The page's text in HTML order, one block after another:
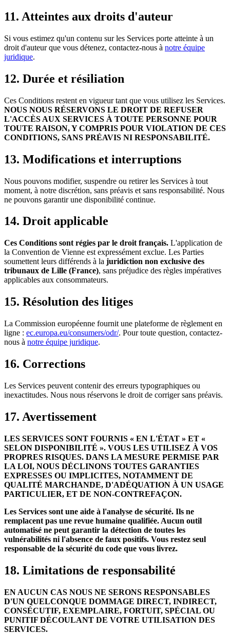
11. Atteintes aux droits d'auteur
Si vous estimez qu'un contenu sur les Services porte atteinte à un
droit d'auteur que vous détenez, contactez-nous à notre équipe
juridique.
12. Durée et résiliation
Ces Conditions restent en vigueur tant que vous utilisez les Services.
NOUS NOUS RÉSERVONS LE DROIT DE REFUSER
L'ACCÈS AUX SERVICES À TOUTE PERSONNE POUR
TOUTE RAISON, Y COMPRIS POUR VIOLATION DE CES
CONDITIONS, SANS PRÉAVIS NI RESPONSABILITÉ.
13. Modifications et interruptions
Nous pouvons modifier, suspendre ou retirer les Services à tout
moment, à notre discrétion, sans préavis et sans responsabilité. Nous
ne pouvons garantir une disponibilité continue.
14. Droit applicable
Ces Conditions sont régies par le droit français. L'application de
la Convention de Vienne est expressément exclue. Les Parties
soumettent leurs différends à la juridiction non exclusive des
tribunaux de Lille (France), sans préjudice des règles impératives
applicables aux consommateurs.
15. Résolution des litiges
La Commission européenne fournit une plateforme de règlement en
ligne : ec.europa.eu/consumers/odr/. Pour toute question, contactez-
nous à notre équipe juridique.
16. Corrections
Les Services peuvent contenir des erreurs typographiques ou
inexactitudes. Nous nous réservons le droit de corriger sans préavis.
17. Avertissement
LES SERVICES SONT FOURNIS « EN L'ÉTAT » ET «
SELON DISPONIBILITÉ ». VOUS LES UTILISEZ À VOS
PROPRES RISQUES. DANS LA MESURE PERMISE PAR
LA LOI, NOUS DÉCLINONS TOUTES GARANTIES
EXPRESSES OU IMPLICITES, NOTAMMENT DE
QUALITÉ MARCHANDE, D'ADÉQUATION À UN USAGE
PARTICULIER, ET DE NON-CONTREFAÇON.
Les Services sont une aide à l'analyse de sécurité. Ils ne
remplacent pas une revue humaine qualifiée. Aucun outil
automatisé ne peut garantir la détection de toutes les
vulnérabilités ni l'absence de faux positifs. Vous restez seul
responsable de la sécurité du code que vous livrez.
18. Limitations de responsabilité
EN AUCUN CAS NOUS NE SERONS RESPONSABLES
D'UN QUELCONQUE DOMMAGE DIRECT, INDIRECT,
CONSÉCUTIF, EXEMPLAIRE, FORTUIT, SPÉCIAL OU
PUNITIF DÉCOULANT DE VOTRE UTILISATION DES
SERVICES.